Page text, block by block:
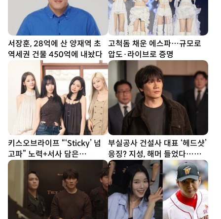
서장훈, 28억에 산 양재역 초
역세권 건물 450억에 내놨다
고척돔 채운 에스파…규모로
압도·라이브로 증명
키스오브라이프 “‘Sticky’ 넘
고파” 노력+서사 담은
‘SWEAT’ [DA인터뷰①]
부실공사 건설사 대표 ‘헤드샷’
응징? 지성, 해머 들었다…대
리 통쾌 (아파트)